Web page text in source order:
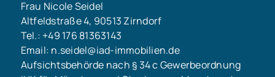
Frau Nicole Seidel
Altfeldstraße 4, 90513 Zirndorf
Tel.: +49 176 81363143
Email: n.seidel@iad-immobilien.de
Aufsichtsbehörde nach § 34 c Gewerbeordnung